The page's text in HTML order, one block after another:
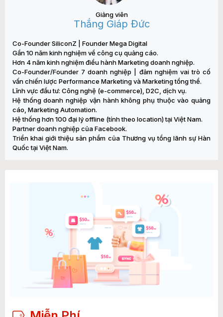
Giảng viên
Thắng Giáp Đức
Co-Founder SiliconZ | Founder Mega Digital
Gần 10 năm kinh nghiệm về công cụ quảng cáo.
Hơn 4 năm kinh nghiệm điều hành Marketing doanh nghiệp.
Co-Founder/Founder 7 doanh nghiệp | đảm nghiệm vai trò cố
vấn chiến lược Performance Marketing và Marketing tổng thể.
Lĩnh vực đầu tư: Công nghệ (e-commerce), D2C, dịch vụ.
Hệ thống doanh nghiệp vận hành không phụ thuộc vào quảng
cáo, Marketing Automation.
Hệ thống hơn 100 đại lý offline (tính theo location) tại Việt Nam.
Partner doanh nghiệp của Facebook.
Triển khai giới thiệu sản phẩm của Thương vụ tổng lãnh sự Hàn
Quốc tại Việt Nam.